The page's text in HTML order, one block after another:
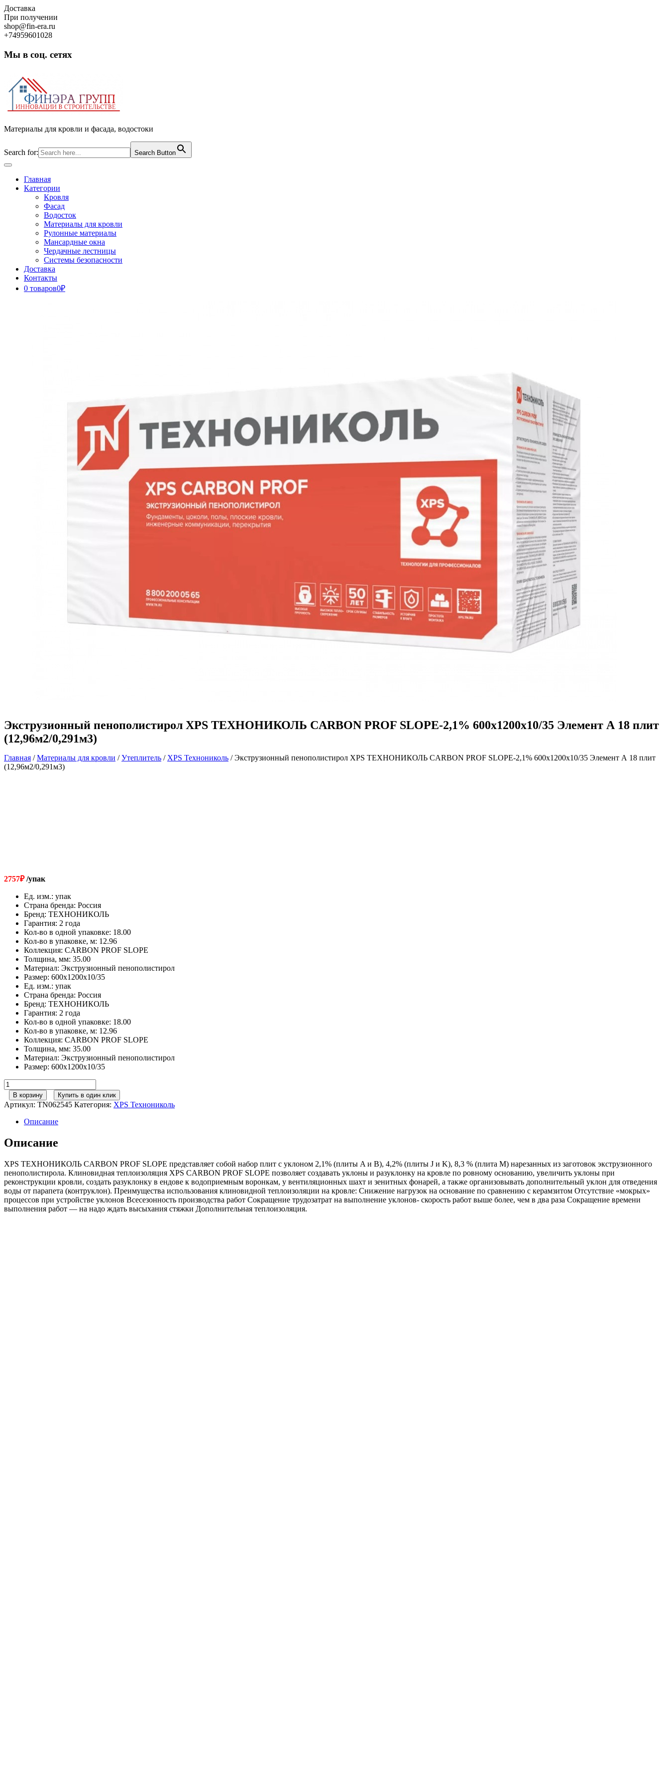
Skip
to
content
Доставка
При получении
shop@fin-era.ru
+74959601028
Мы в соц. сетях
Материалы для кровли и фасада, водостоки
Search for: Search Button
Open
ButtonГлавная
Категории
Кровля
Фасад
Водосток
Материалы для кровли
Рулонные материалы
Мансардные окна
Чердачные лестницы
Системы безопасности
Доставка
Контакты
0 товаров0₽
Экструзионный пенополистирол XPS ТЕХНОНИКОЛЬ CARBON PROF SLOPE-2,1% 600x1200x10/35 Элемент А 18 плит
(12,96м2/0,291м3)
Главная /Материалы для кровли /Утеплитель / XPS Технониколь / Экструзионный пенополистирол XPS ТЕХНОНИКОЛЬ CARBON PROF SLOPE-2,1% 600x1200x10/35 Элемент А 18 плит
(12,96м2/0,291м3)
2757₽/упак
Ед. изм.: упак
Страна бренда: Россия
Бренд: ТЕХНОНИКОЛЬ
Гарантия: 2 года
Кол-во в одной упаковке: 18.00
Кол-во в упаковке, м: 12.96
Коллекция: CARBON PROF SLOPE
Толщина, мм: 35.00
Материал: Экструзионный пенополистирол
Размер: 600x1200x10/35
Ед. изм.: упак
Страна бренда: Россия
Бренд: ТЕХНОНИКОЛЬ
Гарантия: 2 года
Кол-во в одной упаковке: 18.00
Кол-во в упаковке, м: 12.96
Коллекция: CARBON PROF SLOPE
Толщина, мм: 35.00
Материал: Экструзионный пенополистирол
Размер: 600x1200x10/35
Количество
товара
Экструзионный
пенополистирол
XPS
ТЕХНОНИКОЛЬ
CARBON
PROF
2,1%
600x1200x10/35
Элемент
А
18
плит
В корзину Купить в один клик
Артикул: TN062545 Категория: XPS Технониколь
Описание
Описание
XPS ТЕХНОНИКОЛЬ CARBON PROF SLOPE представляет собой набор плит с уклоном 2,1% (плиты A и В), 4,2% (плиты J и K), 8,3 % (плита М) нарезанных из заготовок экструзионного
пенополистирола. Клиновидная теплоизоляция XPS CARBON PROF SLOPE позволяет создавать уклоны и разуклонку на кровле по ровному основанию, увеличить уклоны при
реконструкции кровли, создать разуклонку в ендове к водоприемным воронкам, у вентиляционных шахт и зенитных фонарей, а также организовывать дополнительный уклон для отведения
воды от парапета (контруклон). Преимущества использования клиновидной теплоизоляции на кровле: Снижение нагрузок на основание по сравнению с керамзитом Отсутствие «мокрых»
процессов при устройстве уклонов Всесезонность производства работ Сокращение трудозатрат на выполнение уклонов- скорость работ выше более, чем в два раза Сокращение времени
выполнения работ — на надо ждать высыхания стяжки Дополнительная теплоизоляция.